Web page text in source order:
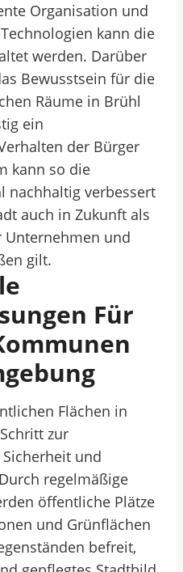
Organisation und
kann die
werden. Darüber
Bewusstsein für die
Räume in Brühl
ein
der Bürger
kann so die
nachhaltig verbessert
auch in Zukunft als
und
gilt.
Für
Flächen in
zur
und
regelmäßige
öffentliche Plätze
und Grünflächen
befreit,